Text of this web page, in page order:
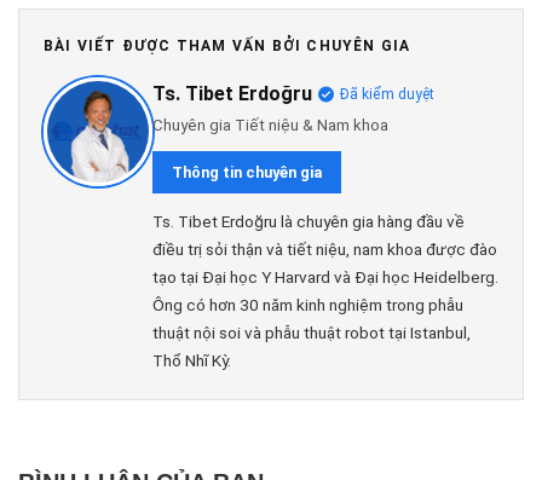
BÀI VIẾT ĐƯỢC THAM VẤN BỞI CHUYÊN GIA
Ts. Tibet Erdoğru Đã kiểm duyệt
Chuyên gia Tiết niệu & Nam khoa
Thông tin chuyên gia
Ts. Tibet Erdoğru là chuyên gia hàng đầu về
điều trị sỏi thận và tiết niệu, nam khoa được đào
tạo tại Đại học Y Harvard và Đại học Heidelberg.
Ông có hơn 30 năm kinh nghiệm trong phẫu
thuật nội soi và phẫu thuật robot tại Istanbul,
Thổ Nhĩ Kỳ.